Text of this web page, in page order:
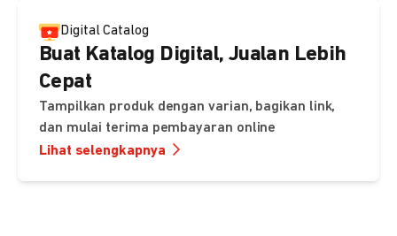
Digital Catalog
Buat Katalog Digital, Jualan Lebih
Cepat
Tampilkan produk dengan varian, bagikan link,
dan mulai terima pembayaran online
Lihat selengkapnya